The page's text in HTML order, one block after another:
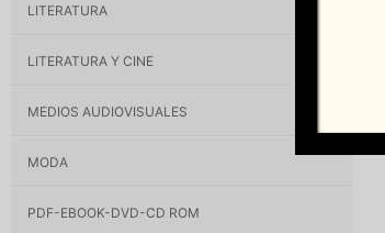
LITERATURA
LITERATURA Y CINE
MEDIOS AUDIOVISUALES
MODA
PDF-EBOOK-DVD-CD ROM